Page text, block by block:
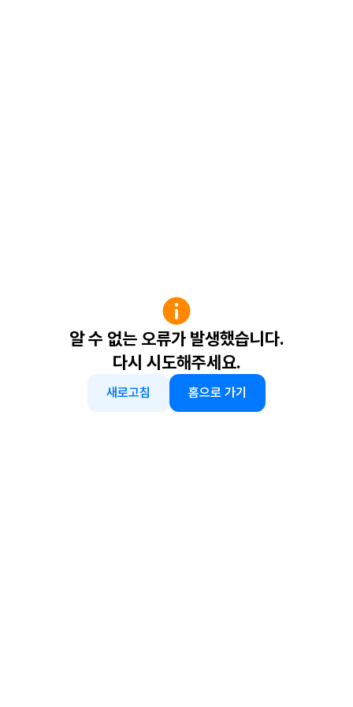
알 수 없는 오류가 발생했습니다.
다시 시도해주세요.
새로고침 홈으로 가기